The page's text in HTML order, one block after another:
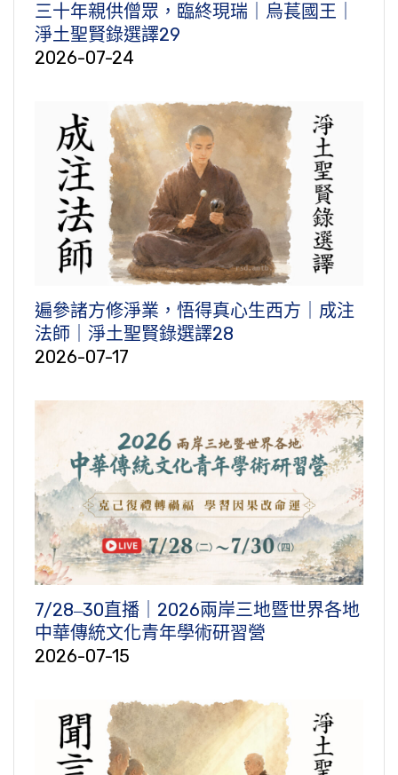
三十年親供僧眾，臨終現瑞｜烏萇國王｜
淨土聖賢錄選譯29
2026-07-24
遍參諸方修淨業，悟得真心生西方｜成注
法師｜淨土聖賢錄選譯28
2026-07-17
7/28‒30直播｜2026兩岸三地暨世界各地
中華傳統文化青年學術研習營
2026-07-15